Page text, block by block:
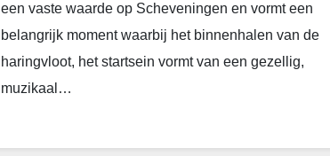
een vaste waarde op Scheveningen en vormt een
belangrijk moment waarbij het binnenhalen van de
haringvloot, het startsein vormt van een gezellig,
muzikaal…